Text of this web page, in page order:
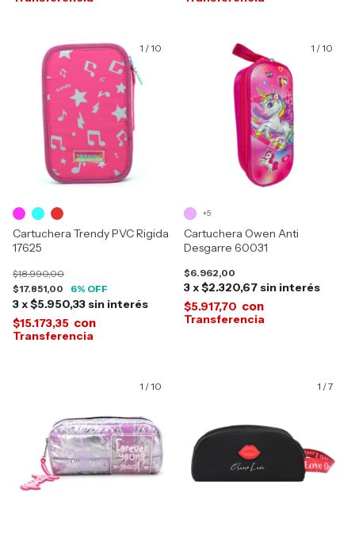
1 /10
Cartuchera Trendy PVC Rigida
17625
$17.851,00
$18.990,00
6% OFF
3x$5.950,33 sin interés
$15.173,35 con
1 /10
Cartuchera Owen Anti
Desgarre 60031
$6.962,00
3x$2.320,67 sin interés
$5.917,70 con
+5
1 /10 1 /7